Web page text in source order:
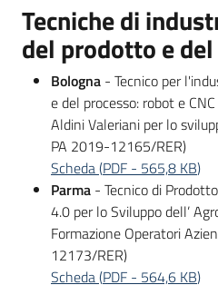
Tecniche di
del prodotto e
Bologna - Tecnico per
e del processo: robot e
Aldini Valeriani per lo
PA 2019-12165/RER)
Scheda(PDF - 565,8 KB)
Parma - Tecnico di
4.0 per lo Sviluppo dell’
Formazione Operatori
12173/RER)
Scheda(PDF - 564,6 KB)